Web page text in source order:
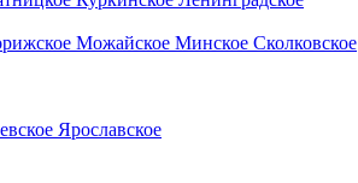
Можайское Минское Сколковское
Ярославское